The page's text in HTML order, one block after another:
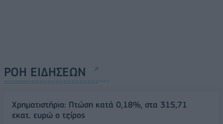
ΡΟΗ ΕΙΔΗΣΕΩΝ
Χρηματιστήριο: Πτώση κατά 0,18%, στα 315,71
εκατ. ευρώ ο τζίρος